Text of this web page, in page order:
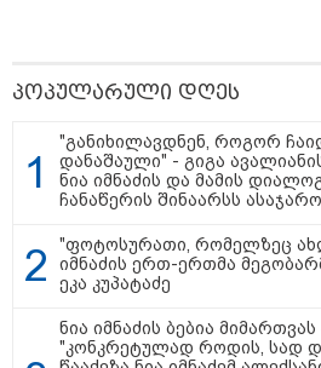
დაშავდა
ჭურვი
კადრებს
პოპულარული დღეს
"განიხილავდნენ, როგორ
დანაშაული" - გიგა
ნია იმნაძის და მამის
ჩანაწერის შინაარსს
"ფოტოსურათი, რომელზეც
იმნაძის ერთ-ერთმა
ეკა კუპატაძე
ნია იმნაძის ბებია
"კონკრეტულად როდის, სად